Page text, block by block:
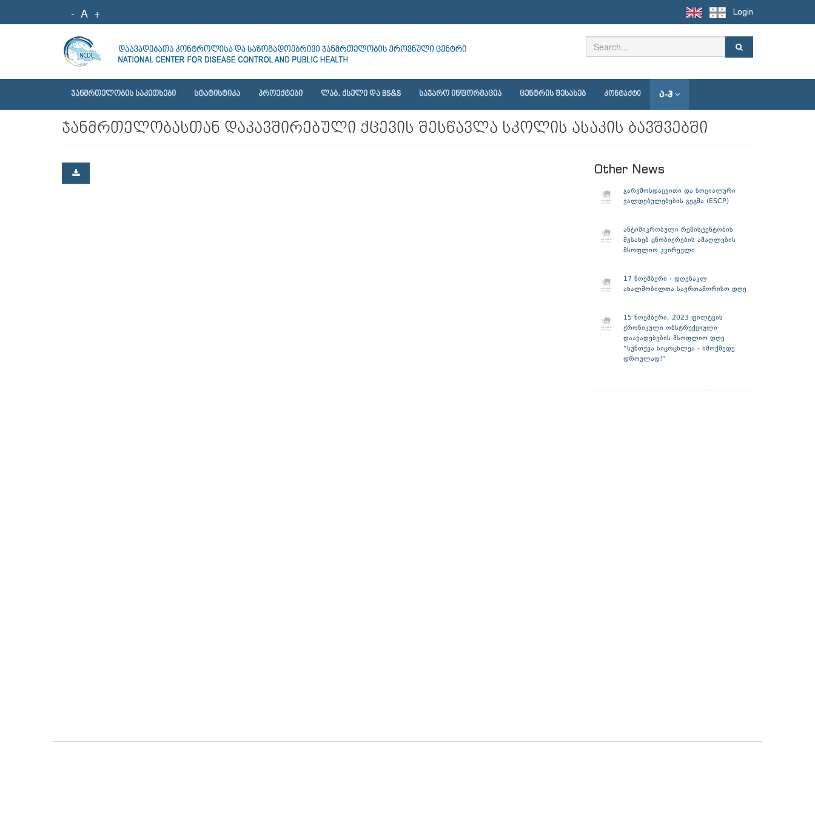
- A + Login
ᲯᲐᲜᲛᲠᲗᲔᲚᲝᲑᲘᲡ ᲡᲐᲙᲘᲗᲮᲔᲑᲘ ᲡᲢᲐᲢᲘᲡᲢᲘᲙᲐ ᲞᲠᲝᲔᲥᲢᲔᲑᲘ ᲚᲐᲑ. ᲥᲡᲔᲚᲘ ᲓᲐ BS&S ᲡᲐᲯᲐᲠᲝ ᲘᲜᲤᲝᲠᲛᲐᲪᲘᲐ ᲪᲔᲜᲢᲠᲘᲡ ᲨᲔᲡᲐᲮᲔᲑ ᲙᲝᲜᲢᲐᲥᲢᲘ Ა-Ჰ
ჯანმრთელობასთან დაკავშირებული ქცევის შესწავლა სკოლის ასაკის ბავშვებში
Other News
გარემოსდაცვითი და სოციალური
ვალდებულებების გეგმა (ESCP)
ანტიმიკრობული რეზისტენტობის
შესახებ ცნობიერების ამაღლების
მსოფლიო კვირეული
17 ნოემბერი - დღენაკლ
ახალშობილთა საერთაშორისო დღე
15 ნოემბერი, 2023 ფილტვის
ქრონიკული ობსტრუქციული
დაავადებების მსოფლიო დღე
“სუნთქვა სიცოცხლეა - იმოქმედე
დროულად!”